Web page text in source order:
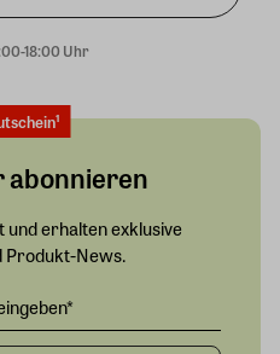
18:00 Uhr
erhalten exklusive
Produkt-News.